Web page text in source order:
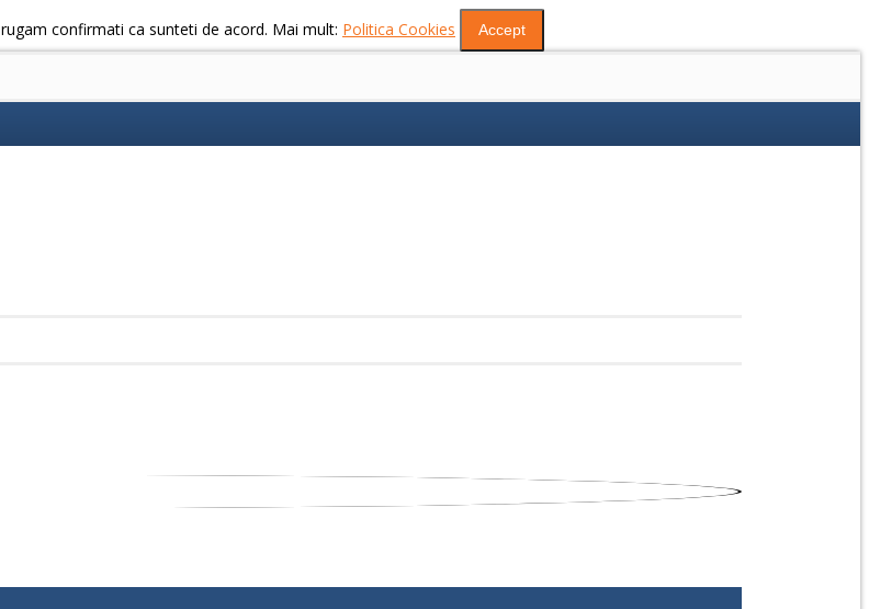
confirmati ca sunteti de acord. Mai mult: Politica Cookies Accept